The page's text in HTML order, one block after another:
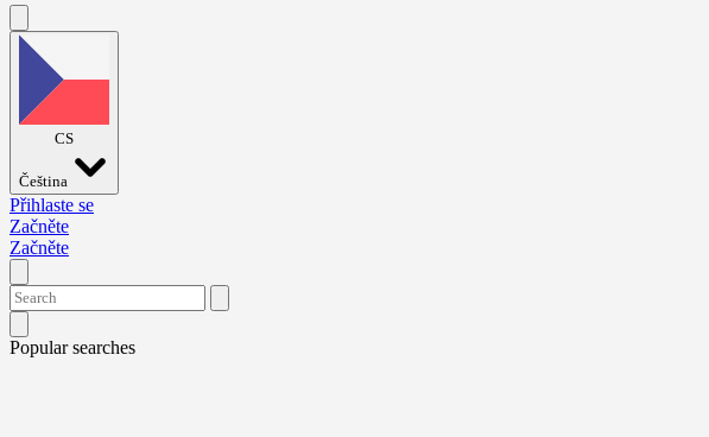
CS
Čeština
Přihlaste se
Začněte
Začněte
Popular searches